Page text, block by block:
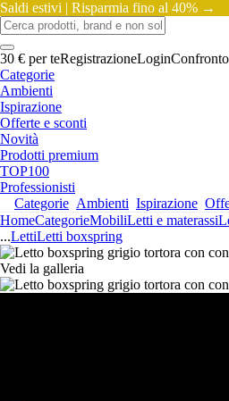
Saldi estivi | Risparmia fino al 40% →
30 € per teRegistrazioneLoginConfronto
Categorie
Ambienti
Ispirazione
Offerte e sconti
Novità
Prodotti premium
TOP100
Professionisti
Categorie Ambienti Ispirazione
HomeCategorieMobiliLetti e materassi
...LettiLetti boxspring
Vedi la galleria